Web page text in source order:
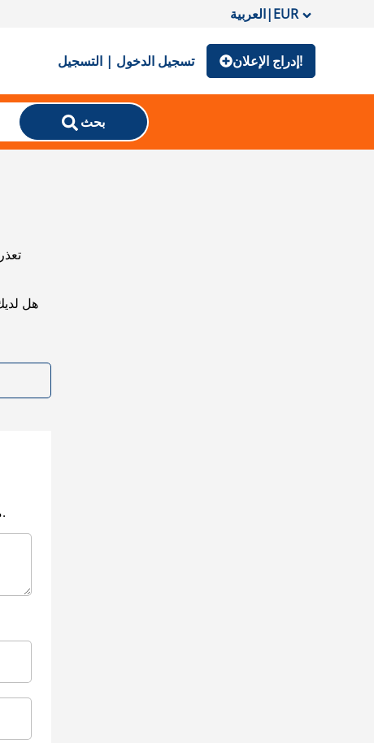
العربية|EUR
تسجيل الدخول | التسجيل إدراج الإعلان!
بحث
هل
ماسكوس. نقرأ آراءك، ونرد عليها، بناء على طلبكم في أسرع وقت ممكن.